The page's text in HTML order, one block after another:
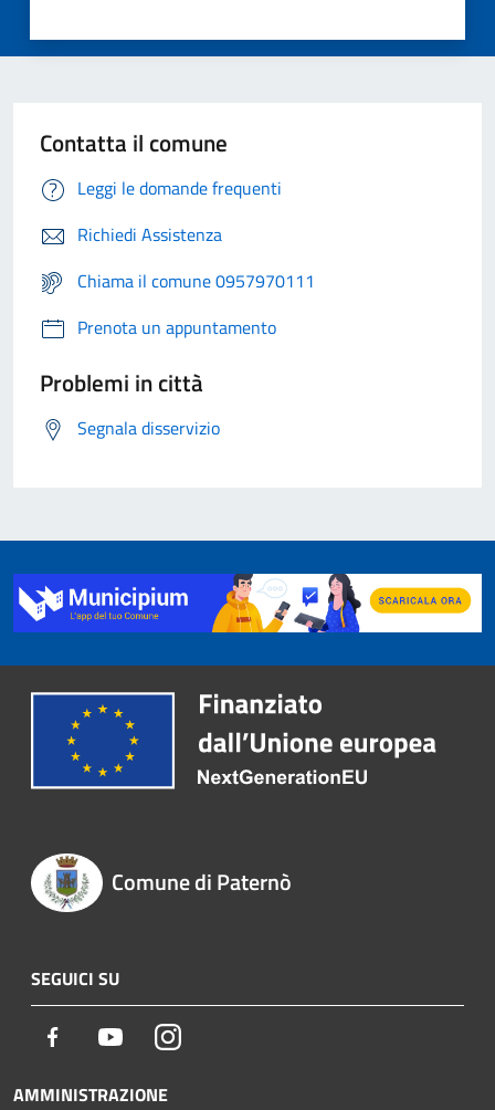
Contatta il comune
Leggi le domande frequenti
Richiedi Assistenza
Chiama il comune 0957970111
Prenota un appuntamento
Problemi in città
Segnala disservizio
Comune di Paternò
SEGUICI SU
Facebook YoutubeInstagram
AMMINISTRAZIONE